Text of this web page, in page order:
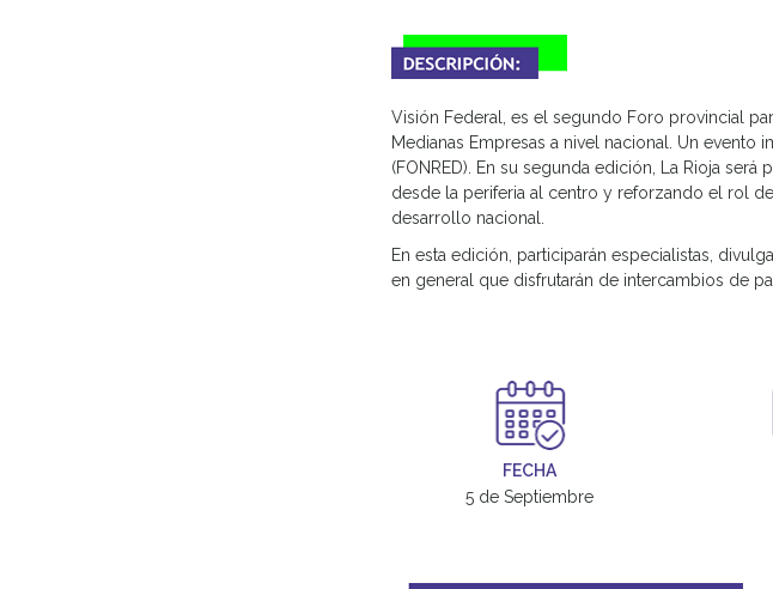
Visión Federal, es el segundo Foro provincial
Medianas Empresas a nivel nacional. Un
(FONRED). En su segunda edición, La Rioja
desde la periferia al centro y reforzando el rol
desarrollo nacional.
En esta edición, participarán especialistas,
en general que disfrutarán de intercambios de
FECHA
5 de Septiembre